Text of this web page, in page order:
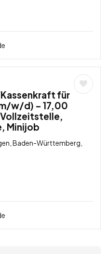
für
w/d) – 17,00
Minijob
Baden-Württemberg,